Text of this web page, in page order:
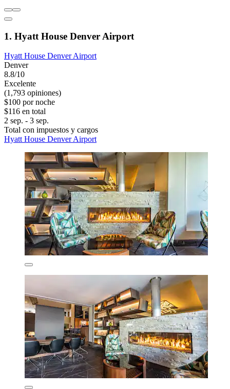
1. Hyatt House Denver Airport
Hyatt House Denver Airport
Denver
8.8/10
Excelente
(1,793 opiniones)
$100 por noche
$116 en total
2 sep. - 3 sep.
Total con impuestos y cargos
Hyatt House Denver Airport